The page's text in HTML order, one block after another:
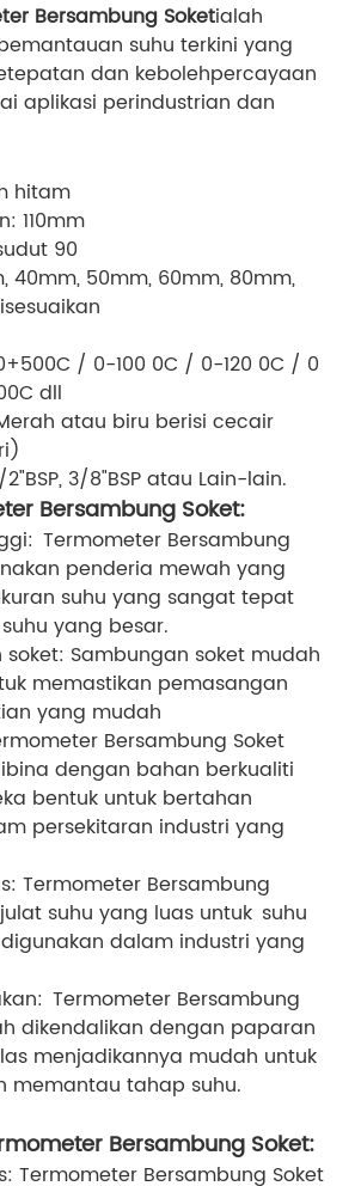
Bersambung Soketialah
suhu terkini yang
dan kebolehpercayaan
aplikasi perindustrian dan
hitam
110mm
90
40mm, 50mm, 60mm, 80mm,
/ 0-100 0C / 0-120 0C / 0
dll
atau biru berisi cecair
3/8"BSP atau Lain-lain.
Bersambung Soket:
Termometer Bersambung
penderia mewah yang
suhu yang sangat tepat
yang besar.
Sambungan soket mudah
memastikan pemasangan
yang mudah
Bersambung Soket
dengan bahan berkualiti
bentuk untuk bertahan
persekitaran industri yang
Termometer Bersambung
suhu yang luas untuk suhu
dalam industri yang
Termometer Bersambung
dikendalikan dengan paparan
menjadikannya mudah untuk
memantau tahap suhu.
Bersambung Soket:
Termometer Bersambung Soket